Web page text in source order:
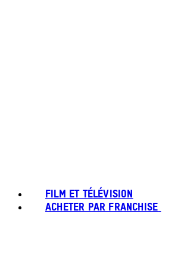
FILM ET TÉLÉVISION
ACHETER PAR FRANCHISE